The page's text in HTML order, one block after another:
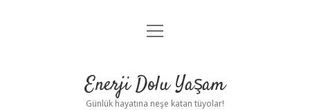
Anasayfa
Yasal Uyarı
menüyü
Enerji Dolu Yaşam
Günlük hayatına neşe katan tüyolar!